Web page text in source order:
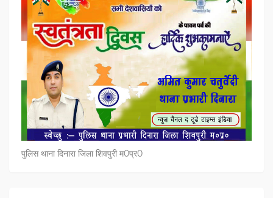
पुलिस थाना दिनारा जिला शिवपुरी म0प्र0